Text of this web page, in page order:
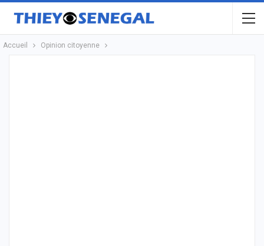
Accueil Opinion citoyenne